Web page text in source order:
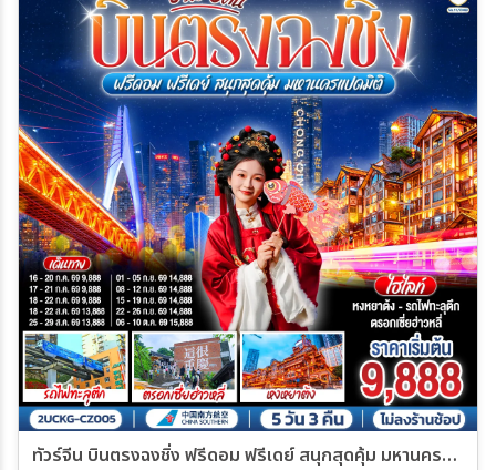
ทัวร์จีน บินตรงฉงชิ่ง ฟรีดอม ฟรีเดย์ สนุกสุดคุ้ม มหานครแปดมิติ 5วัน 3คืน (CZ)